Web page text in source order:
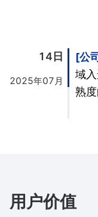
14日
2025年07月
公
域
熟
用户价值